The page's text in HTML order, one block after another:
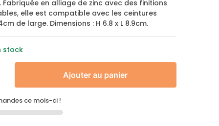
Fabriquée en alliage de zinc avec des finitions
elle est compatible avec les ceintures
de large. Dimensions : H 6.8 x L 8.9cm.
stock
Ajouter au panier
ce mois-ci !